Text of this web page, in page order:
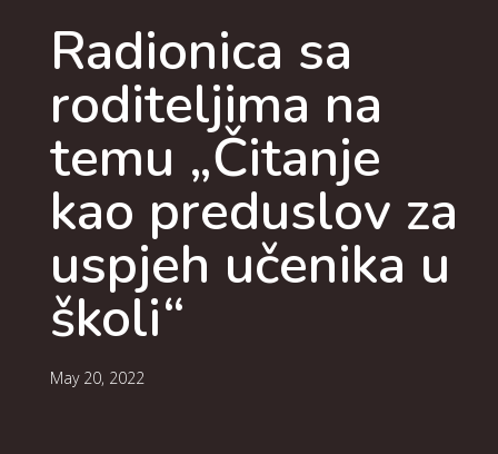
Radionica sa
roditeljima na
temu „Čitanje
kao preduslov za
uspjeh učenika u
školi“
May 20, 2022